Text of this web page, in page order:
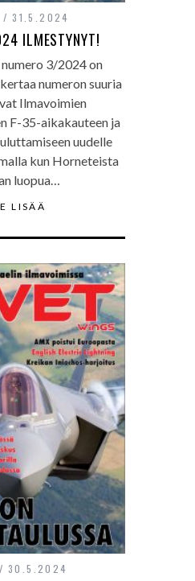
31.5.2024
ILMESTYNYT!
3/2024 on
numeron suuria
Ilmavoimien
F-35-aikakauteen ja
uudelle
kun Horneteista
luopua…
LISÄÄ
30.5.2024